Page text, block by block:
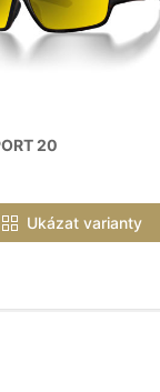
20
Ukázat varianty